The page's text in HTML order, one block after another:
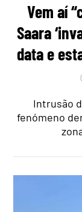
Vem aí
Saara
data e
Intrusão
fenómeno